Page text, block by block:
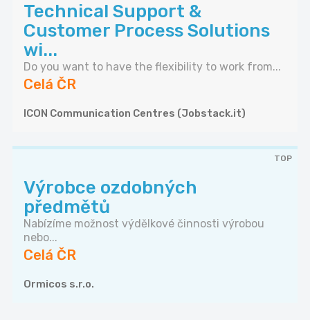
Technical Support &
Customer Process Solutions
wi...
Do you want to have the flexibility to work from...
Celá ČR
ICON Communication Centres (Jobstack.it)
TOP
Výrobce ozdobných
předmětů
Nabízíme možnost výdělkové činnosti výrobou
nebo...
Celá ČR
Ormicos s.r.o.